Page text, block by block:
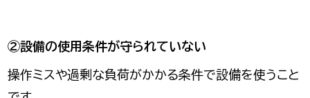
②設備の使用条件が守られていない
操作ミスや過剰な負荷がかかる条件で設備を使うこと